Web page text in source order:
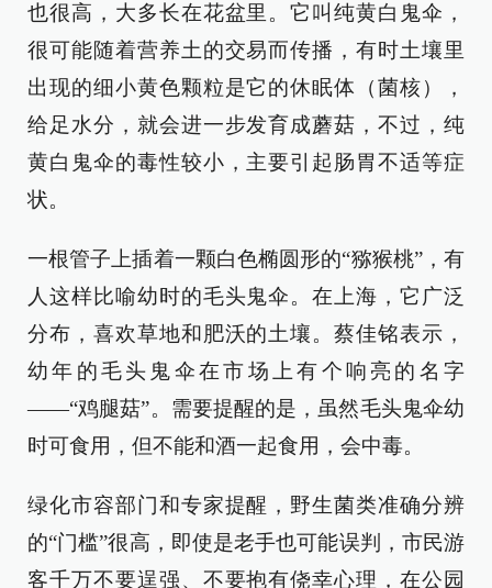
也很高，大多长在花盆里。它叫纯黄白鬼伞，
很可能随着营养土的交易而传播，有时土壤里
出现的细小黄色颗粒是它的休眠体（菌核），
给足水分，就会进一步发育成蘑菇，不过，纯
黄白鬼伞的毒性较小，主要引起肠胃不适等症
状。
一根管子上插着一颗白色椭圆形的“猕猴桃”，有
人这样比喻幼时的毛头鬼伞。在上海，它广泛
分布，喜欢草地和肥沃的土壤。蔡佳铭表示，
幼年的毛头鬼伞在市场上有个响亮的名字
——“鸡腿菇”。需要提醒的是，虽然毛头鬼伞幼
时可食用，但不能和酒一起食用，会中毒。
绿化市容部门和专家提醒，野生菌类准确分辨
的“门槛”很高，即使是老手也可能误判，市民游
客千万不要逞强、不要抱有侥幸心理，在公园